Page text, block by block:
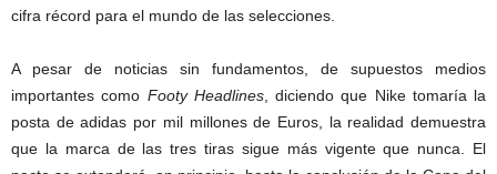
cifra récord para el mundo de las selecciones.
A pesar de noticias sin fundamentos, de supuestos medios
importantes como Footy Headlines, diciendo que Nike tomaría la
posta de adidas por mil millones de Euros, la realidad demuestra
que la marca de las tres tiras sigue más vigente que nunca. El